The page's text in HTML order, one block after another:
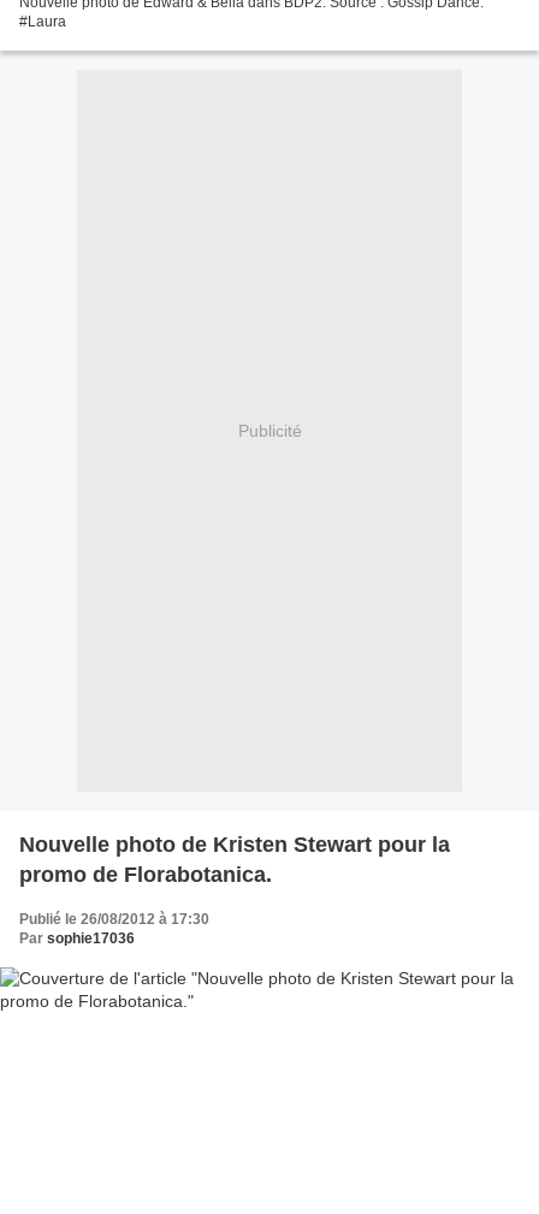
#Laura
Publicité
Nouvelle photo de Kristen Stewart pour la
promo de Florabotanica.
Publié le 26/08/2012 à 17:30
Par sophie17036